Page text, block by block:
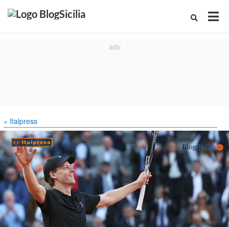
» Italpress